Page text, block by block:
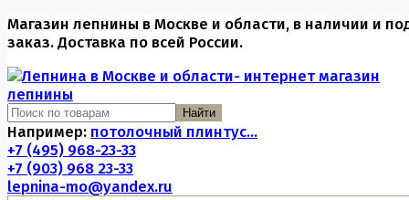
Магазин лепнины в Москве и области, в наличии и
заказ. Доставка по всей России.
Найти
Например: потолочный плинтус...
+7 (495) 968-23-33
+7 (903) 968 23-33
lepnina-mo@yandex.ru